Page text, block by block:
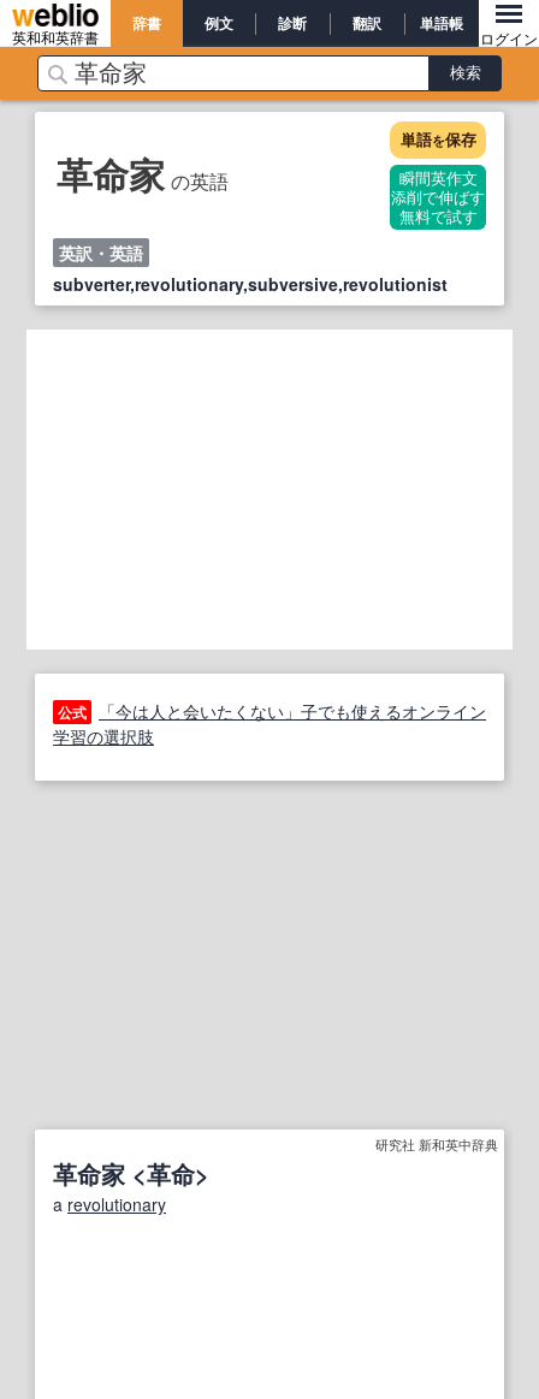
英和和英辞書
辞書 例文 診断 翻訳 単語帳
ログイン
革命家 の英語
単語を保存
瞬間英作文
添削で伸ばす
無料で試す
英訳・英語
subverter,revolutionary,subversive,revolutionist
公式
「今は人と会いたくない」子でも使えるオンライン
学習の選択肢
研究社 新和英中辞典
革命家 <革命>
a revolutionary